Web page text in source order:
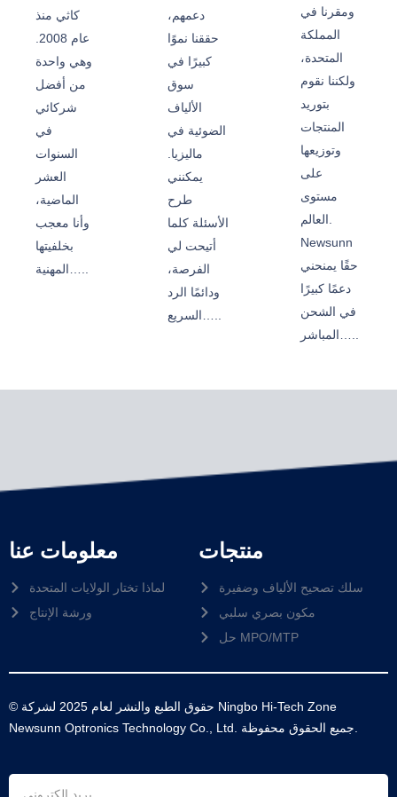
كاثي منذ
وهي واحدة
من أفضل
شركائي
في
السنوات
العشر
الماضية،
وأنا معجب
بخلفيتها
دعمهم،
حققنا نموًا
كبيرًا في
سوق
الألياف
الضوئية في
ماليزيا.
يمكنني
طرح
الأسئلة كلما
أتيحت لي
الفرصة،
ودائمًا الرد
ومقرنا في
المملكة
المتحدة،
ولكننا نقوم
بتوريد
المنتجات
وتوزيعها
على
مستوى
العالم.
Newsunn
حقًا يمنحني
دعمًا كبيرًا
في الشحن
معلومات عنا
لماذا تختار الولايات المتحدة
ورشة الإنتاج
منتجات
سلك تصحيح الألياف وضفيرة
مكون بصري سلبي
حل MPO/MTP
© حقوق الطبع والنشر لعام 2025 لشركة Ningbo Hi-Tech Zone
Newsunn Optronics Technology Co., Ltd. جميع الحقوق محفوظة.